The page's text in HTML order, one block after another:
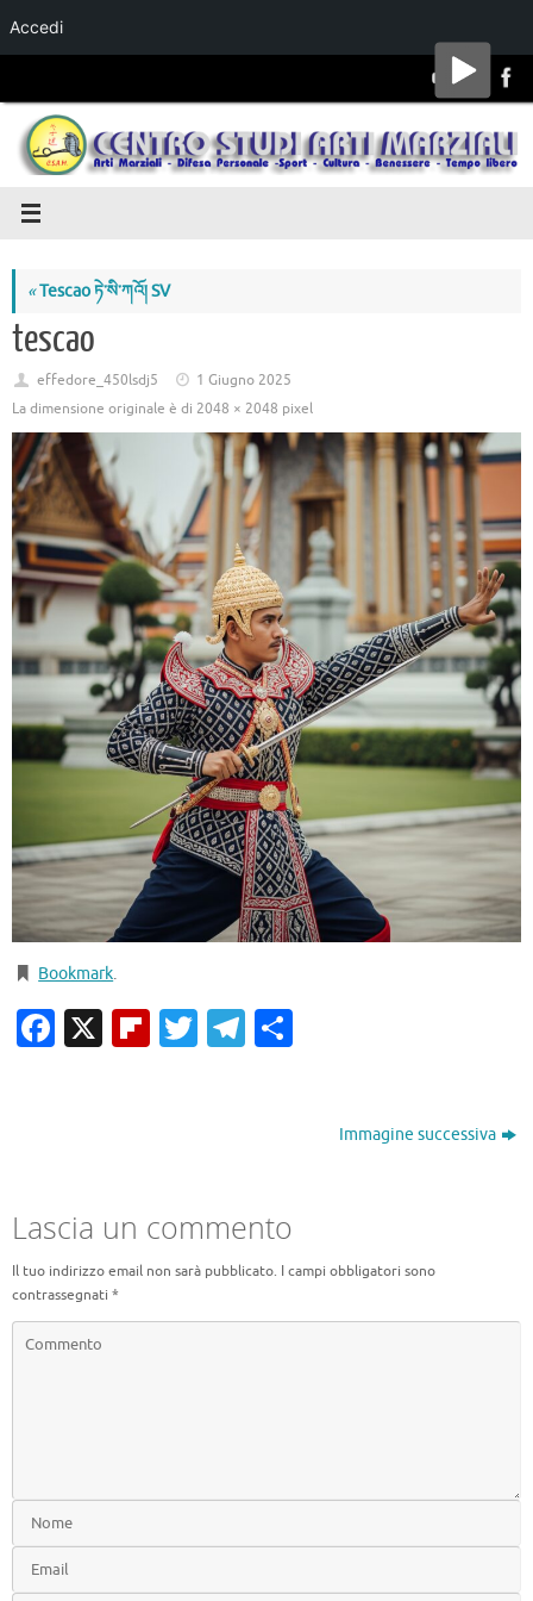
Accedi
Salta al
«Tescao ཏེ་སི་ཀའོ། SV
tescao
effedore_450lsdj5
1 Giugno 2025
La dimensione originale è di 2048 × 2048 pixel
Bookmark.
Facebook
X Flipboard
TwitterTelegram
Immagine successiva
Lascia un commento
Il tuo indirizzo email non sarà pubblicato. I campi obbligatori sono
contrassegnati *